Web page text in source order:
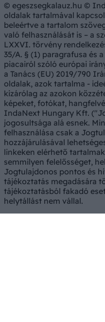
© egeszsegkalauz.hu ©
oldalak tartalmával
beleértve a tartalom
való felhasználását is – a
LXXVI. törvény
35/A. § (1) paragrafusa és
piacairól szóló európai
a Tanács (EU) 2019/790
oldalak, azok tartalma -
kizárólag az azokon
képeket, fotókat,
IndaNext Hungary Kft.
jogosultsága alá esnek.
felhasználása csak a
hozzájárulásával
linkeken elérhető
semmilyen felelősséget,
Jogtulajdonos pontos és
tájékoztatás megadására
tájékoztatásból fakadó
helytállást nem vállal.